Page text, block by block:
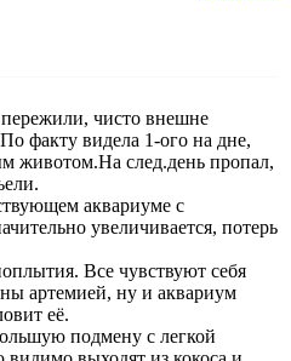
чисто внешне
факту видела 1-ого на дне,
животом.На след.день пропал,
аквариуме с
увеличивается, потерь
Все чувствуют себя
артемией, ну и аквариум
её.
подмену с легкой